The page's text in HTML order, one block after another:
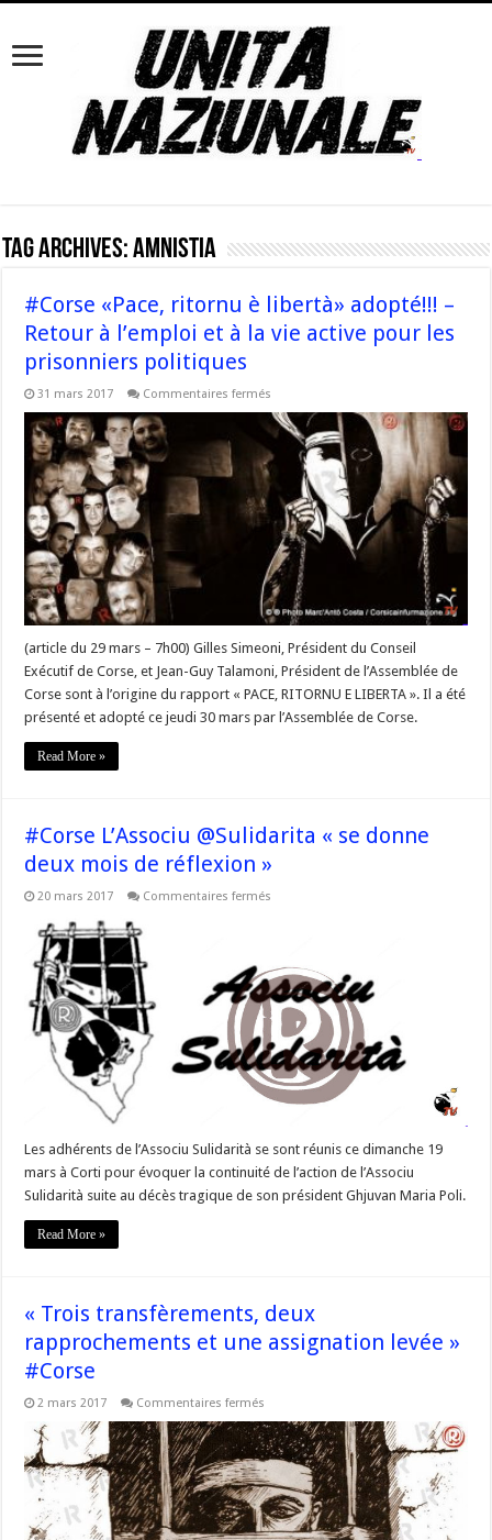
Tag Archives:amnistia
#Corse «Pace, ritornu è libertà» adopté!!! –
Retour à l’emploi et à la vie active pour les
prisonniers politiques
31 mars 2017 Commentaires fermés
«Pace,
ritornu
è
libertà»
adopté!!!
Retour
à
l’emploi
et
à
la
vie
active
pour
prisonniers
politiques
(article du 29 mars – 7h00) Gilles Simeoni, Président du Conseil
Exécutif de Corse, et Jean-Guy Talamoni, Président de l’Assemblée de
Corse sont à l’origine du rapport « PACE, RITORNU E LIBERTA ». Il a été
présenté et adopté ce jeudi 30 mars par l’Assemblée de Corse.
Read More »
#Corse L’Associu @Sulidarita « se donne
deux mois de réflexion »
20 mars 2017 Commentaires fermés
donne
deux
mois
de
réflexion »
Les adhérents de l’Associu Sulidarità se sont réunis ce dimanche 19
mars à Corti pour évoquer la continuité de l’action de l’Associu
Sulidarità suite au décès tragique de son président Ghjuvan Maria Poli.
Read More »
« Trois transfèrements, deux
rapprochements et une assignation levée »
#Corse
2 mars 2017 Commentaires fermés
transfèrements,
deux
rapprochements
et
une
assignation
levée »
#Corse